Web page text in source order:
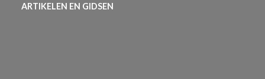
ARTIKELEN EN GIDSEN